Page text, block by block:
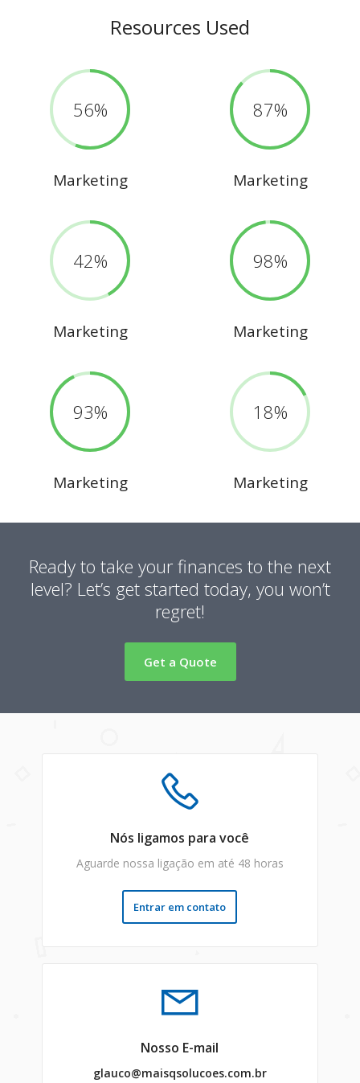
Resources Used
56
Marketing
87
Marketing
42
Marketing
98
Marketing
93
Marketing
18
Marketing
Ready to take your finances to the next
level? Let’s get started today, you won’t
regret!
Get a Quote
Nós ligamos para você
Aguarde nossa ligação em até 48 horas
Entrar em contato
Nosso E-mail
glauco@maisqsolucoes.com.br